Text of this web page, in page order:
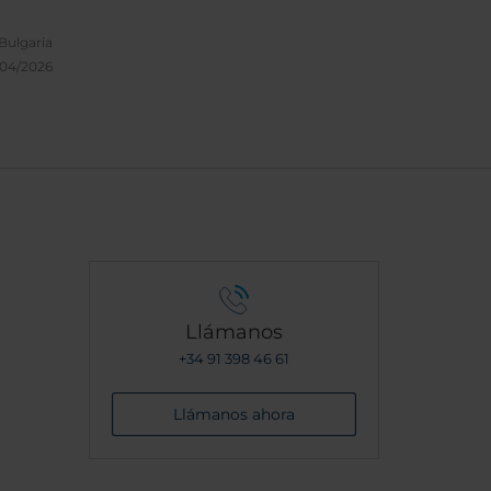
I
2026
Llámanos
+34 91 398 46 61
Llámanos ahora